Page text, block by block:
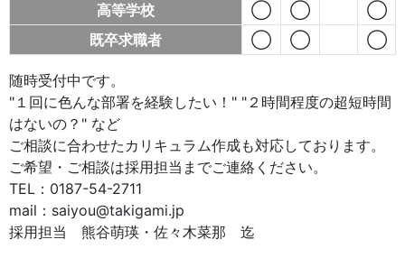
高等学校 ◯ ◯
◯
既卒求職者
◯ ◯ ◯
随時受付中です。
"１回に色んな部署を経験したい！" "２時間程度の超短時間
はないの？" など
ご相談に合わせたカリキュラム作成も対応しております。
ご希望・ご相談は採用担当までご連絡ください。
TEL：0187-54-2711
mail：saiyou@takigami.jp
採用担当 熊谷萌瑛・佐々木菜那 迄